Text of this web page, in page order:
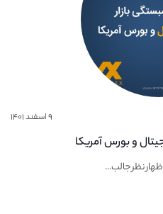
۹ اسفند ۱۴۰۱
و بورس آمریکا
نظر جالب...